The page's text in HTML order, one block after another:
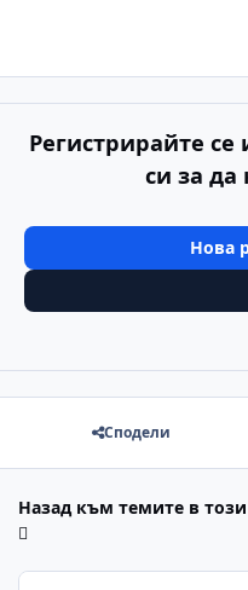
Регистрирайте
си за да
Нова
Сподели
Назад към темите в